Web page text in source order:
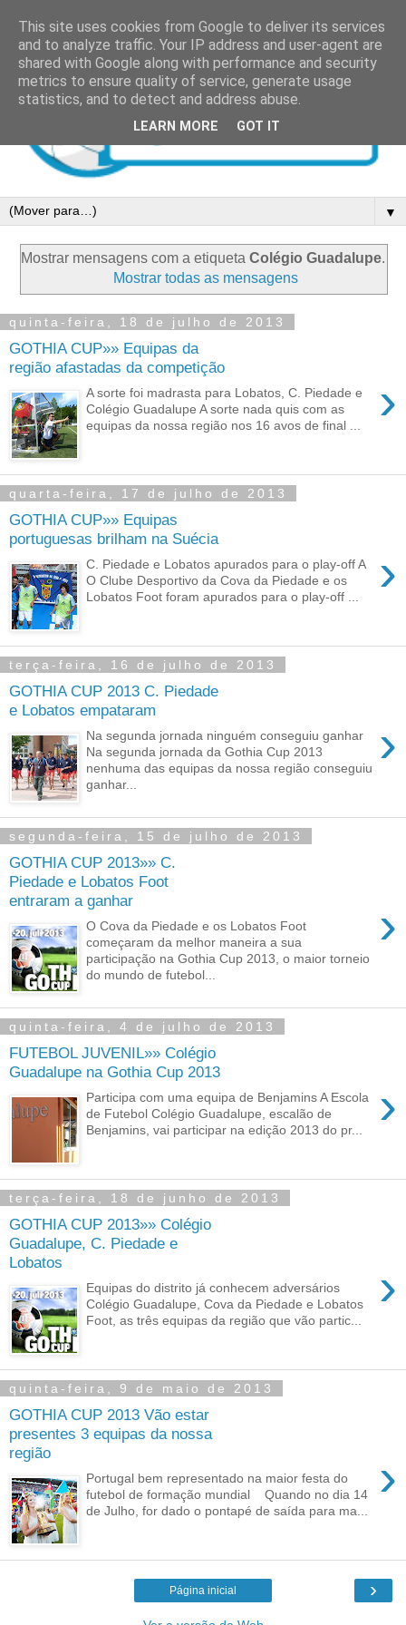
▼
Mostrar mensagens com a etiqueta Colégio Guadalupe.
Mostrar todas as mensagens
quinta-feira, 18 de julho de 2013
GOTHIA CUP»» Equipas da
região afastadas da competição
›
A sorte foi madrasta para Lobatos, C. Piedade e
Colégio Guadalupe A sorte nada quis com as
equipas da nossa região nos 16 avos de final ...
quarta-feira, 17 de julho de 2013
GOTHIA CUP»» Equipas
portuguesas brilham na Suécia
›
C. Piedade e Lobatos apurados para o play-off A
O Clube Desportivo da Cova da Piedade e os
Lobatos Foot foram apurados para o play-off ...
terça-feira, 16 de julho de 2013
GOTHIA CUP 2013 C. Piedade
e Lobatos empataram
›
Na segunda jornada ninguém conseguiu ganhar
Na segunda jornada da Gothia Cup 2013
nenhuma das equipas da nossa região conseguiu
ganhar...
segunda-feira, 15 de julho de 2013
GOTHIA CUP 2013»» C.
Piedade e Lobatos Foot
entraram a ganhar
›
O Cova da Piedade e os Lobatos Foot
começaram da melhor maneira a sua
participação na Gothia Cup 2013, o maior torneio
do mundo de futebol...
quinta-feira, 4 de julho de 2013
FUTEBOL JUVENIL»» Colégio
Guadalupe na Gothia Cup 2013
›
Participa com uma equipa de Benjamins A Escola
de Futebol Colégio Guadalupe, escalão de
Benjamins, vai participar na edição 2013 do pr...
terça-feira, 18 de junho de 2013
GOTHIA CUP 2013»» Colégio
Guadalupe, C. Piedade e
Lobatos
›
Equipas do distrito já conhecem adversários
Colégio Guadalupe, Cova da Piedade e Lobatos
Foot, as três equipas da região que vão partic...
quinta-feira, 9 de maio de 2013
GOTHIA CUP 2013 Vão estar
presentes 3 equipas da nossa
região
›
Portugal bem representado na maior festa do
futebol de formação mundial Quando no dia 14
de Julho, for dado o pontapé de saída para ma...
›
Página inicial
This site uses cookies from Google to deliver its services
and to analyze traffic. Your IP address and user-agent are
shared with Google along with performance and security
metrics to ensure quality of service, generate usage
statistics, and to detect and address abuse.
LEARN MORE GOT IT